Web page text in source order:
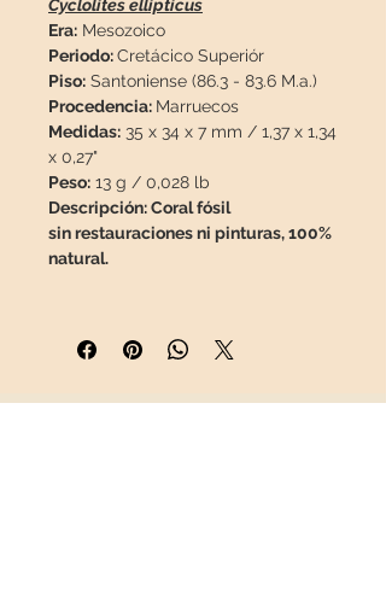
Cyclolites ellipticus
Era: Mesozoico
Periodo:Cretácico Superiór
Piso: Santoniense (86.3 - 83.6 M.a.)
Procedencia: Marruecos
Medidas: 35 x 34 x 7 mm / 1,37 x 1,34
x 0,27"
Peso: 13 g / 0,028 lb
Descripción: Coral fósil
sin restauraciones ni pinturas, 100%
natural.
para que llegue en
perfecto estado.